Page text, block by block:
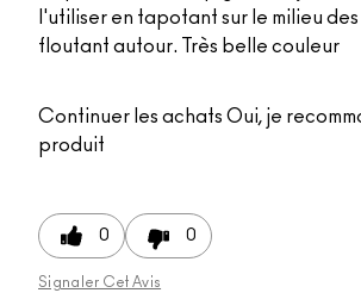
l'utiliser en tapotant sur le milieu
floutant autour. Très belle couleur
Continuer les achats Oui, je
produit
0 0
Signaler Cet Avis